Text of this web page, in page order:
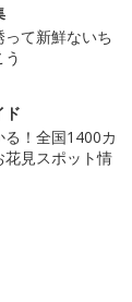
て新鮮ないち
ド
る！全国1400カ
花見スポット情